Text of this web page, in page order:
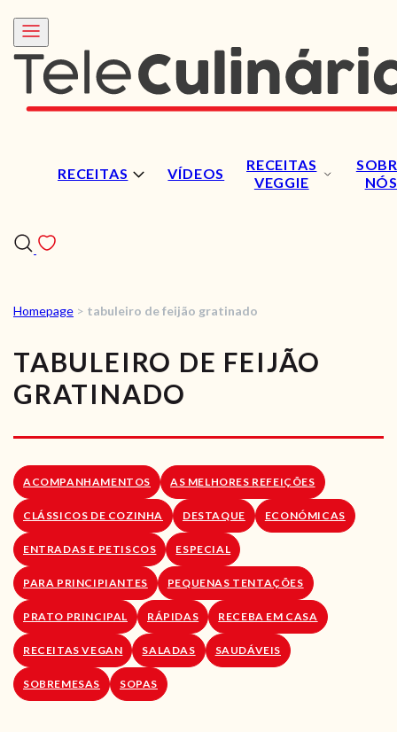
RECEITAS VÍDEOS
RECEITAS
VEGGIE
NÓS
RECEITAS
VÍDEOS
RECEITAS VEGGIE
LOJA ONLINE
BLOG
Homepage > tabuleiro de feijão gratinado
TABULEIRO DE FEIJÃO
GRATINADO
ACOMPANHAMENTOS AS MELHORES REFEIÇÕES
CLÁSSICOS DE COZINHA DESTAQUE ECONÓMICAS
ENTRADAS E PETISCOS ESPECIAL
PARA PRINCIPIANTES PEQUENAS TENTAÇÕES
PRATO PRINCIPAL RÁPIDAS RECEBA EM CASA
RECEITAS VEGAN SALADAS SAUDÁVEIS
SOBREMESAS SOPAS